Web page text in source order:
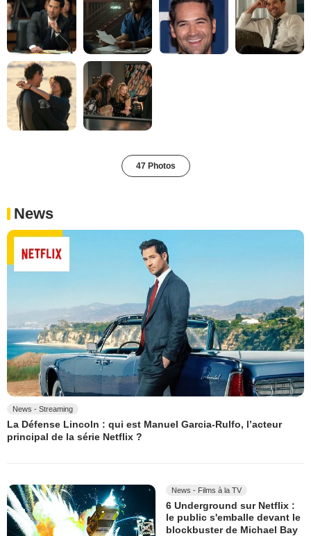
47 Photos
News
News - Streaming
La Défense Lincoln : qui est Manuel Garcia-Rulfo, l’acteur
principal de la série Netflix ?
News - Films à la TV
6 Underground sur Netflix :
le public s'emballe devant le
blockbuster de Michael Bay